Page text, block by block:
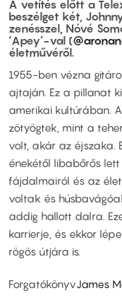
A vetítés előtt a
beszélget két,
zenésszel, Nóvé
‘Apey’-val (
életművéről.
1955-ben vézna
ajtaján. Ez a pillanat
amerikai kultúrában.
zötyögtek, mint a
volt, akár az éjszaka.
énekétől libabőrős
fájdalmairól és az
voltak és
addig hallott dalra.
karrierje, és ekkor
rögös útjára is.
ForgatókönyvJames